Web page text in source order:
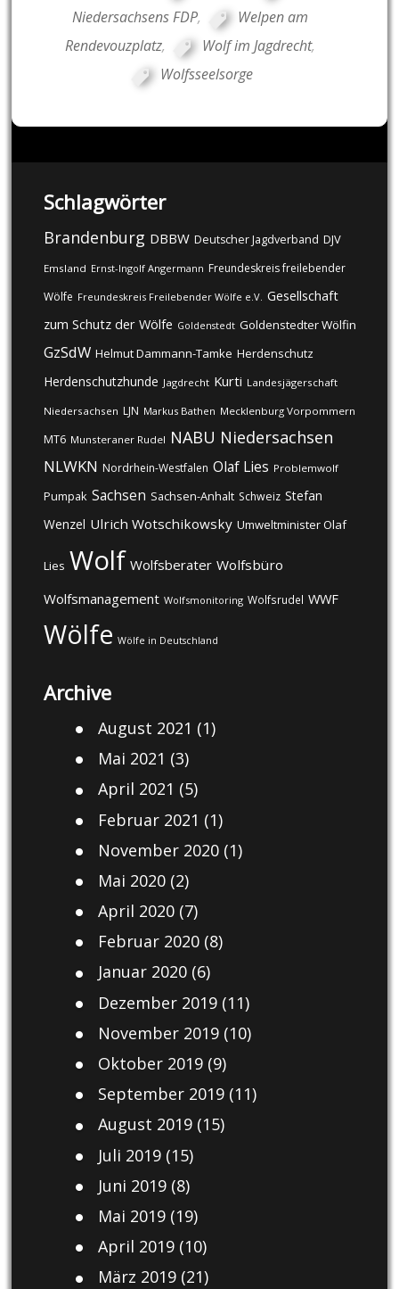
Niedersachsens FDP,
Welpen am
Rendevouzplatz, Wolf im Jagdrecht,
Wolfsseelsorge
Schlagwörter
Brandenburg DBBW Deutscher Jagdverband DJV
Emsland Ernst-Ingolf Angermann Freundeskreis freilebender
Wölfe Freundeskreis Freilebender Wölfe e.V. Gesellschaft
zum Schutz der Wölfe Goldenstedt Goldenstedter Wölfin
GzSdW Helmut Dammann-Tamke Herdenschutz
Herdenschutzhunde Jagdrecht Kurti Landesjägerschaft
Niedersachsen LJN Markus Bathen Mecklenburg Vorpommern
MT6 Munsteraner Rudel NABU Niedersachsen
NLWKN Nordrhein-Westfalen Olaf Lies Problemwolf
Pumpak Sachsen Sachsen-Anhalt Schweiz Stefan
Wenzel Ulrich Wotschikowsky Umweltminister Olaf
Lies Wolf Wolfsberater Wolfsbüro
Wolfsmanagement Wolfsmonitoring Wolfsrudel WWF
Wölfe Wölfe in Deutschland
Archive
August 2021 (1)
Mai 2021 (3)
April 2021 (5)
Februar 2021 (1)
November 2020(1)
Mai 2020(2)
April 2020(7)
Februar 2020(8)
Januar 2020(6)
Dezember 2019(11)
November 2019(10)
Oktober 2019(9)
September 2019(11)
August 2019(15)
Juli 2019(15)
Juni 2019(8)
Mai 2019(19)
April 2019(10)
März 2019(21)